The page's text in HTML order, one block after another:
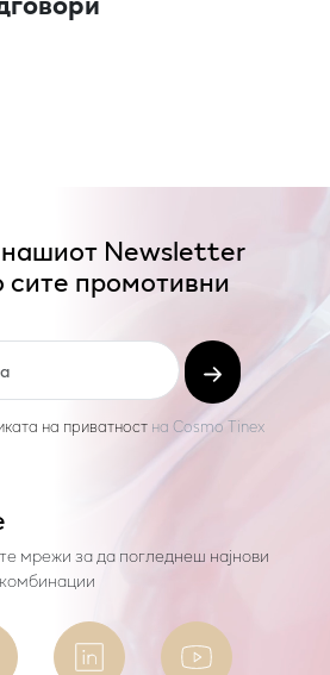
нашиот Newsletter
сите промотивни
на приватност на Cosmo Tinex
мрежи за да погледнеш најнови